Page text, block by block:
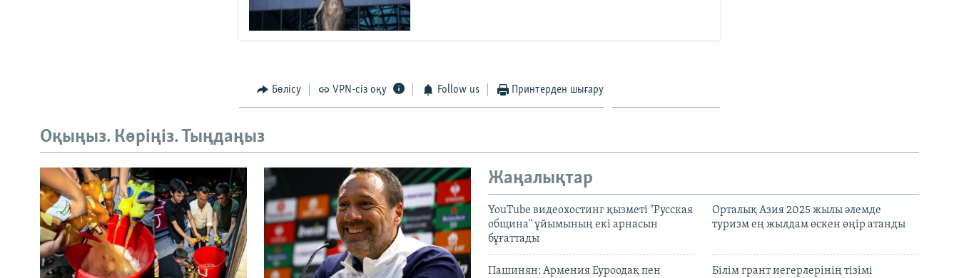
Бөлісу VPN-сіз оқу Follow us Принтерден шығару
Оқыңыз. Көріңіз. Тыңдаңыз
Жаңалықтар
YouTube видеохостинг қызметі "Русская
община" ұйымының екі арнасын
бұғаттады
Орталық Азия 2025 жылы әлемде
туризм ең жылдам өскен өңір атанды
Пашинян: Армения Еуроодақ пен
Білім грант иегерлерінің тізімі